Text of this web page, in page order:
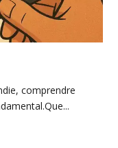
comprendre